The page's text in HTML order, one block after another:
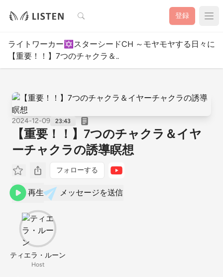
検索 登録
ライトワーカー✡️スターシードCH ～モヤモヤする日々に
【重要！！】7つのチャクラ＆..
2024-12-09 23:43
【重要！！】7つのチャクラ＆イヤ
ーチャクラの誘導瞑想
フォローする
再生 メッセージを送信
ティエラ・ルーン
Host